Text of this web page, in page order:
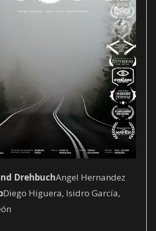
DrehbuchAngel Hernandez
Diego Higuera, Isidro García,